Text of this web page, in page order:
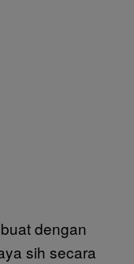
dengan
sih secara